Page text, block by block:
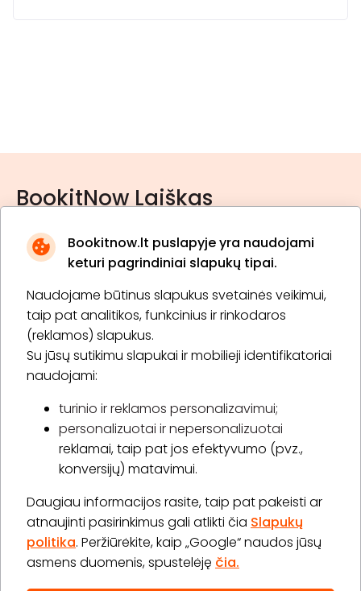
Bookitnow.lt puslapyje yra naudojami
keturi pagrindiniai slapukų tipai.
Naudojame būtinus slapukus svetainės veikimui,
taip pat analitikos, funkcinius ir rinkodaros
(reklamos) slapukus.
Su jūsų sutikimu slapukai ir mobilieji identifikatoriai
naudojami:
turinio ir reklamos personalizavimui;
personalizuotai ir nepersonalizuotai
reklamai, taip pat jos efektyvumo (pvz.,
konversijų) matavimui.
Daugiau informacijos rasite, taip pat pakeisti ar
atnaujinti pasirinkimus gali atlikti čia Slapukų
politika. Peržiūrėkite, kaip „Google“ naudos jūsų
asmens duomenis, spustelėję čia.
BookitNow Laiškas
* Susipažinau su privatumo politika
Prenumeruoti
Apie „BookitNow“
Informacija
„GERA DOVANA“ GRUPĖ